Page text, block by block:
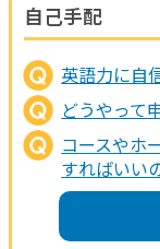
自己手配
英語力に自
どうやって
コースやホ
すればいい